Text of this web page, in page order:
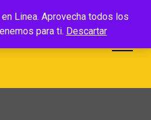
Linea. Aprovecha todos los
para ti. Descartar